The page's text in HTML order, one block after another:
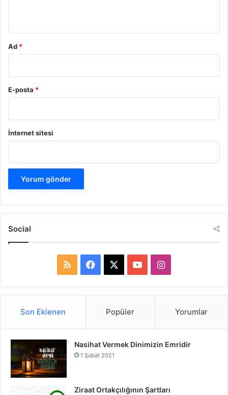
Ad *
E-posta *
İnternet sitesi
Social
S
a
b
o
o
u
e
I
n
a
r
Son Eklenen Popüler Yorumlar
Nasihat Vermek Dinimizin Emridir
1 Şubat 2021
Ziraat Ortakçılığının Şartları